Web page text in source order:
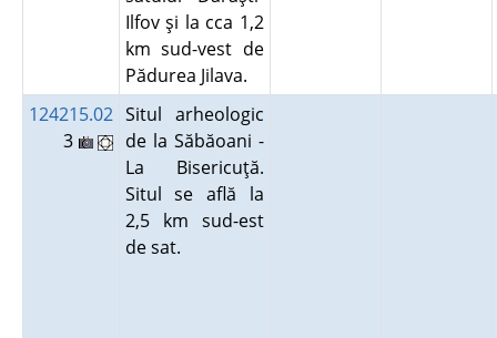
Ilfov şi la cca 1,2
km sud-vest de
Pădurea Jilava.
124215.02
3
Situl arheologic
de la Săbăoani -
La Bisericuţă.
Situl se află la
2,5 km sud-est
de sat.